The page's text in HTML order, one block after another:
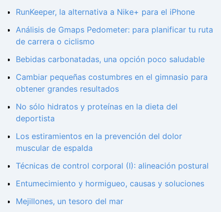
RunKeeper, la alternativa a Nike+ para el iPhone
Análisis de Gmaps Pedometer: para planificar tu ruta
de carrera o ciclismo
Bebidas carbonatadas, una opción poco saludable
Cambiar pequeñas costumbres en el gimnasio para
obtener grandes resultados
No sólo hidratos y proteínas en la dieta del
deportista
Los estiramientos en la prevención del dolor
muscular de espalda
Técnicas de control corporal (I): alineación postural
Entumecimiento y hormigueo, causas y soluciones
Mejillones, un tesoro del mar